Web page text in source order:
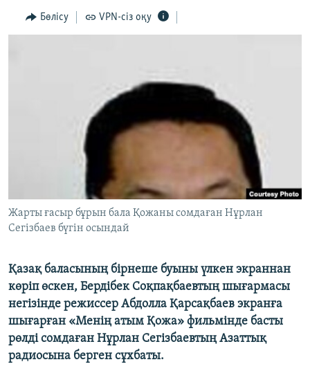
ӘЛЕУМЕТ
Басқа тілдерде
Бөлісу VPN-сіз оқу
Жарты ғасыр бұрын бала Қожаны сомдаған Нұрлан
Сегізбаев бүгін осындай
Қазақ баласының бірнеше буыны үлкен экраннан
көріп өскен, Бердібек Соқпақбаевтың шығармасы
негізінде режиссер Абдолла Қарсақбаев экранға
шығарған «Менiң атым Қожа» фильмiнде басты
рөлді сомдаған Нұрлан Сегізбаевтың Азаттық
радиосына берген сұхбаты.